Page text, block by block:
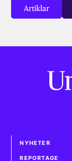
Artiklar
NYHETER
REPORTAGE